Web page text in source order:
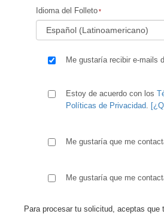
Idioma del Folleto
Me gustaría recibir e-mails
Estoy de acuerdo con los
Políticas de Privacidad.
Me gustaría que me
Me gustaría que me
Para procesar tu solicitud, aceptas que